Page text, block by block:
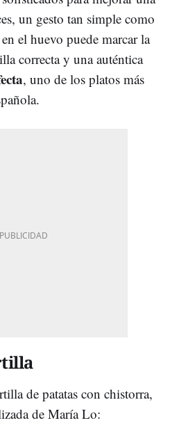
un gesto tan simple como
el huevo puede marcar la
correcta y una auténtica
, uno de los platos más
de patatas con chistorra,
de María Lo: